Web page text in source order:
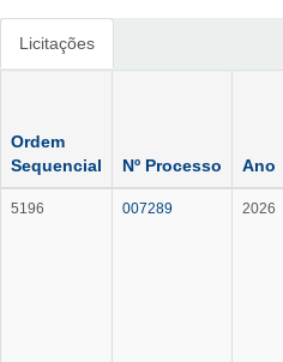
Licitações
Ordem
Sequencial
Nº Processo Ano
5196 007289 2026